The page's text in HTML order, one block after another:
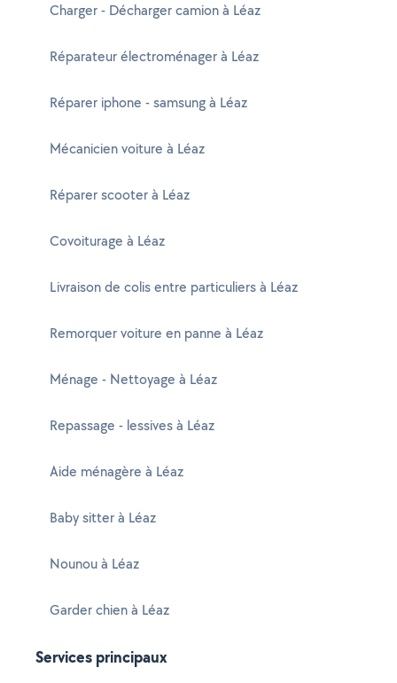
Charger - Décharger camion à Léaz
Réparateur électroménager à Léaz
Réparer iphone - samsung à Léaz
Mécanicien voiture à Léaz
Réparer scooter à Léaz
Covoiturage à Léaz
Livraison de colis entre particuliers à Léaz
Remorquer voiture en panne à Léaz
Ménage - Nettoyage à Léaz
Repassage - lessives à Léaz
Aide ménagère à Léaz
Baby sitter à Léaz
Nounou à Léaz
Garder chien à Léaz
Services principaux